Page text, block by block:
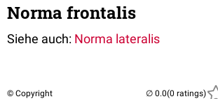
Norma frontalis
Siehe auch: Norma lateralis
© Copyright (0 ratings)